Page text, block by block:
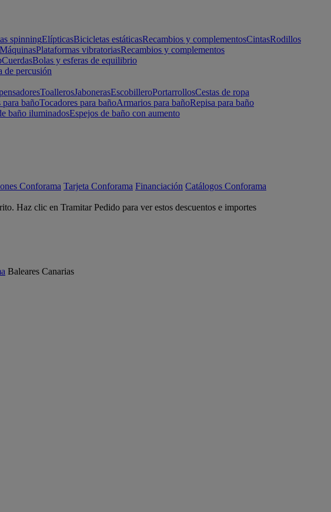
spinningElípticasBicicletas estáticasRecambios y complementosCintasRodillos
MáquinasPlataformas vibratoriasRecambios y complementos
CuerdasBolas y esferas de equilibrio
de percusión
ToallerosJabonerasEscobilleroPortarrollosCestas de ropa
para bañoTocadores para bañoArmarios para bañoRepisa para baño
baño iluminadosEspejos de baño con aumento
Conforama Tarjeta Conforama Financiación Catálogos Conforama
Haz clic en Tramitar Pedido para ver estos descuentos e importes
Baleares Canarias